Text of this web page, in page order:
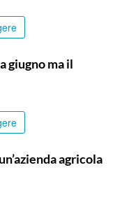
giugno ma il
agricola